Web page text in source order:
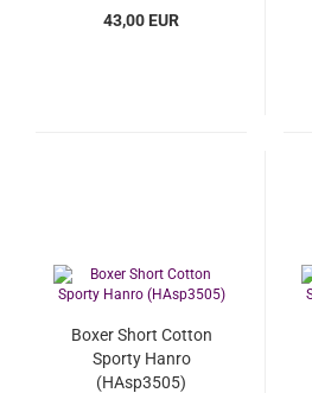
43,00 EUR
Boxer Short Cotton
Sporty Hanro
(HAsp3505)